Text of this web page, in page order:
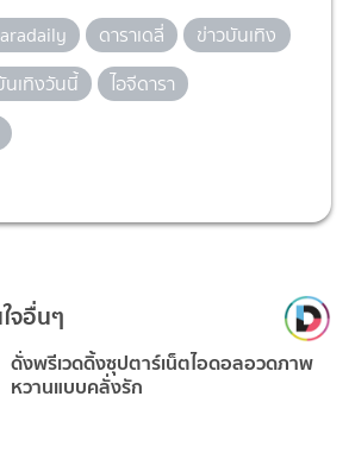
ดาราเดลี่
ข่าวบันเทิง
นเทิงวันนี้
ไอจีดารา
จอื่นๆ
ดั่งพรีเวดดิ้งซุปตาร์เน็ตไอดอลอวดภาพ
หวานแบบคลั่งรัก